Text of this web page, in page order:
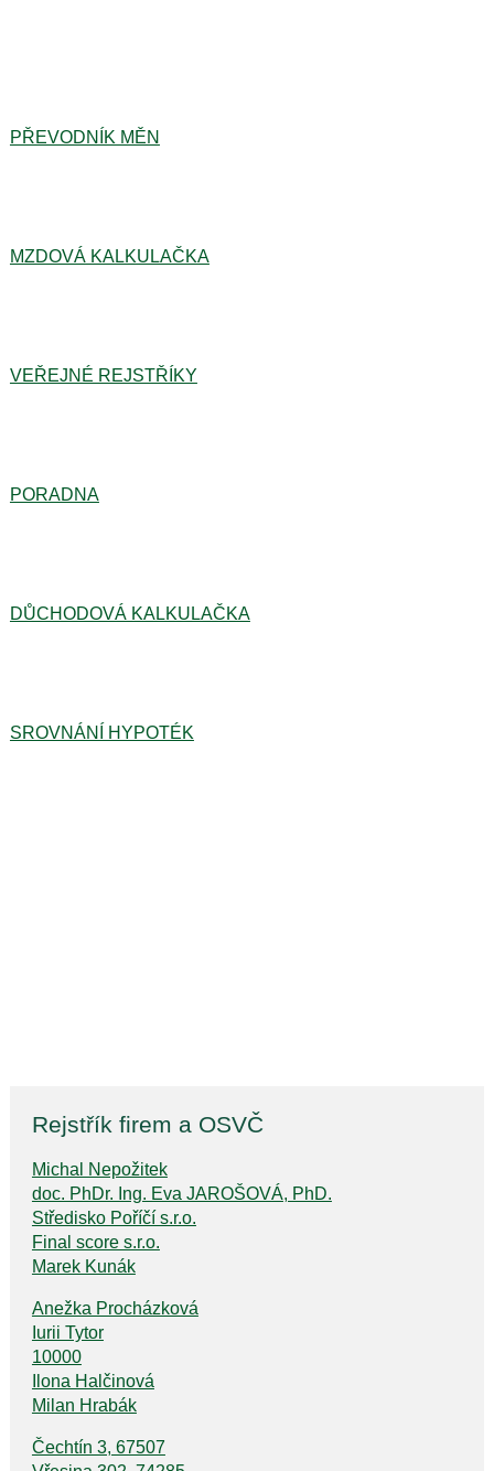
PŘEVODNÍK MĚN
MZDOVÁ KALKULAČKA
VEŘEJNÉ REJSTŘÍKY
PORADNA
DŮCHODOVÁ KALKULAČKA
SROVNÁNÍ HYPOTÉK
Rejstřík firem a OSVČ
Michal Nepožitek
doc. PhDr. Ing. Eva JAROŠOVÁ, PhD.
Středisko Poříčí s.r.o.
Final score s.r.o.
Marek Kunák
Anežka Procházková
Iurii Tytor
10000
Ilona Halčinová
Milan Hrabák
Čechtín 3, 67507